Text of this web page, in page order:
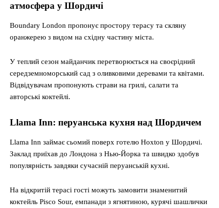
атмосфера у Шордичі
Boundary London пропонує простору терасу та скляну
оранжерею з видом на східну частину міста.
У теплий сезон майданчик перетворюється на своєрідний
середземноморський сад з оливковими деревами та квітами.
Відвідувачам пропонують страви на грилі, салати та
авторські коктейлі.
Llama Inn: перуанська кухня над Шордичем
Llama Inn займає сьомий поверх готелю Hoxton у Шордичі.
Заклад приїхав до Лондона з Нью-Йорка та швидко здобув
популярність завдяки сучасній перуанській кухні.
На відкритій терасі гості можуть замовити знаменитий
коктейль Pisco Sour, емпанади з ягнятиною, курячі шашлички